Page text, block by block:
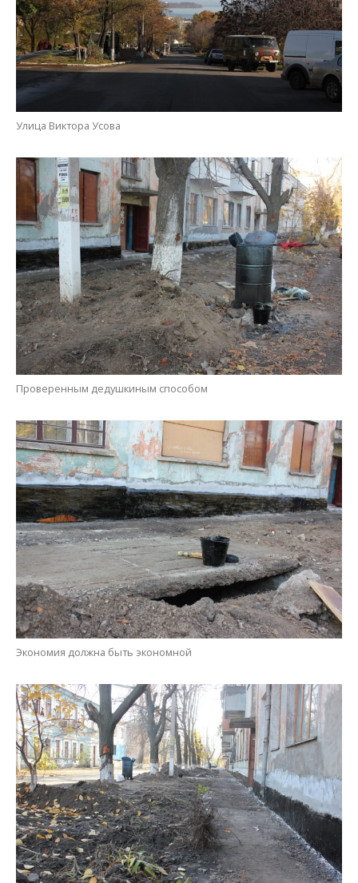
Улица Виктора Усова
Проверенным дедушкиным способом
Экономия должна быть экономной
Улица Никитинская и все тот же креативный газон.
Прослеживается рука мастера